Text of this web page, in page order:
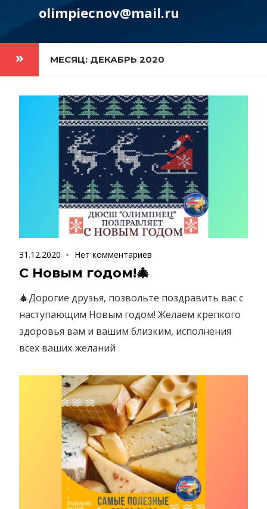
olimpiecnov@mail.ru
МЕСЯЦ: ДЕКАБРЬ 2020
31.12.2020 Нет комментариев
С Новым годом!🎄
🎄Дорогие друзья, позвольте поздравить вас с
наступающим Новым годом! Желаем крепкого
здоровья вам и вашим близким, исполнения
всех ваших желаний